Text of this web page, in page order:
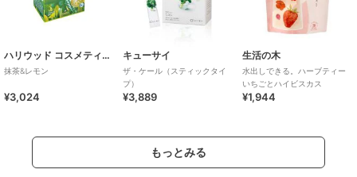
ハリウッド コスメティクス
抹茶&レモン
¥3,024
キューサイ
ザ・ケール（スティックタイ
プ）
¥3,889
生活の木
水出しできる。ハーブティー
いちごとハイビスカス
¥1,944
もっとみる